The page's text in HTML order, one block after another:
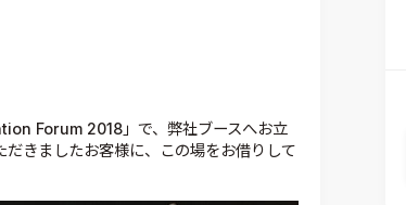
Forum 2018」で、弊社ブースへお立
きましたお客様に、この場をお借りして